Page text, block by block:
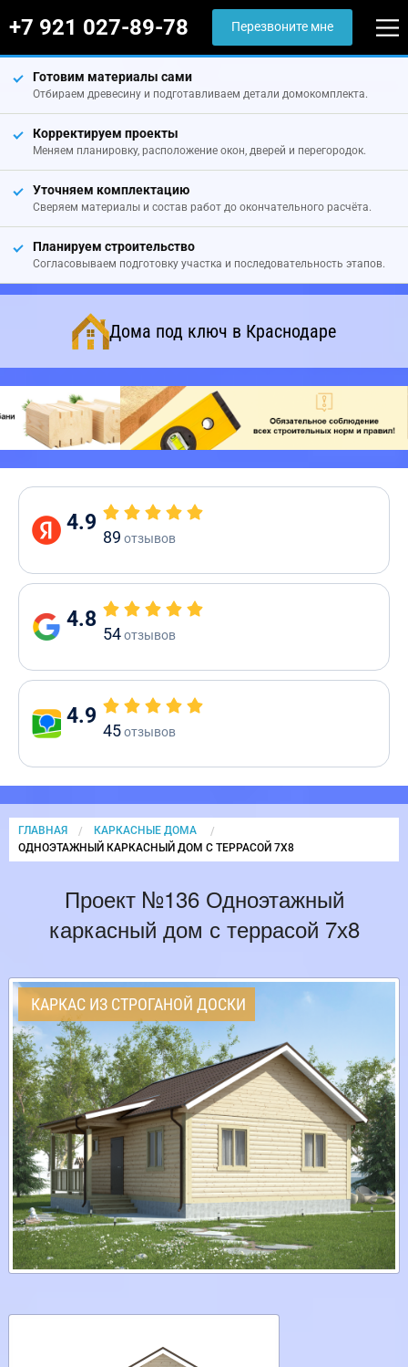
+7 921 027-89-78 Перезвоните мне
Готовим материалы сами
Отбираем древесину и подготавливаем детали домокомплекта.
Корректируем проекты
Меняем планировку, расположение окон, дверей и перегородок.
Уточняем комплектацию
Сверяем материалы и состав работ до окончательного расчёта.
Планируем строительство
Согласовываем подготовку участка и последовательность этапов.
Дома под ключ в Краснодаре
4.9
89 отзывов
4.8
54отзывов
4.9
45отзывов
ГЛАВНАЯ
КАРКАСНЫЕ ДОМА
CURRENT:
ОДНОЭТАЖНЫЙ КАРКАСНЫЙ ДОМ С ТЕРРАСОЙ 7Х8
Проект №136 Одноэтажный
каркасный дом с террасой 7х8
КАРКАС ИЗ СТРОГАНОЙ ДОСКИ